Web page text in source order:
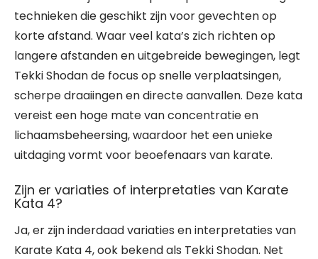
technieken die geschikt zijn voor gevechten op
korte afstand. Waar veel kata’s zich richten op
langere afstanden en uitgebreide bewegingen, legt
Tekki Shodan de focus op snelle verplaatsingen,
scherpe draaiingen en directe aanvallen. Deze kata
vereist een hoge mate van concentratie en
lichaamsbeheersing, waardoor het een unieke
uitdaging vormt voor beoefenaars van karate.
Zijn er variaties of interpretaties van Karate
Kata 4?
Ja, er zijn inderdaad variaties en interpretaties van
Karate Kata 4, ook bekend als Tekki Shodan. Net